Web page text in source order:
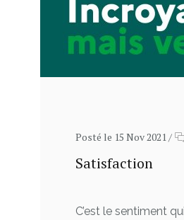
Posté le 15 Nov 2021/
Satisfaction
C’est le sentiment